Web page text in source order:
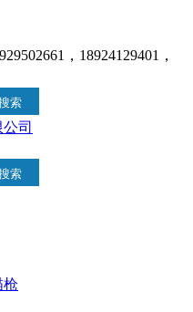
，18924129401，
索
索
枪